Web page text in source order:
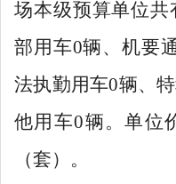
场本级预算单位共
部用车0辆、机要
法执勤用车0辆、
他用车0辆。单位
（套）。